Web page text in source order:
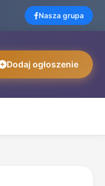
Nasza grupa
Dodaj ogłoszenie